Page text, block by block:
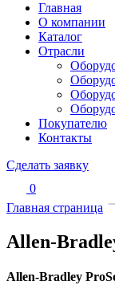
Главная
О компании
Каталог
Отрасли
Покупателю
Контакты
Сделать заявку
0
Главная страница
Allen-
Allen-Bradley